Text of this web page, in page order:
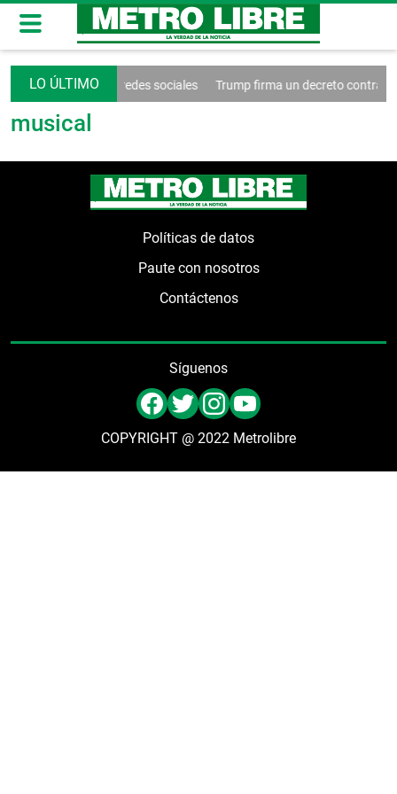
el control de las redes sociales Trump firma un decreto contra el
musical
Políticas de datos
Paute con nosotros
Contáctenos
Síguenos
COPYRIGHT @ 2022 Metrolibre